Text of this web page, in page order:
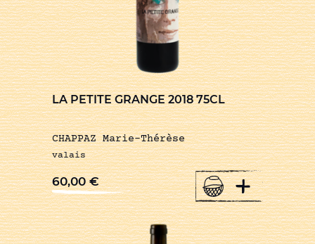
LA PETITE GRANGE 2018 75CL
CHAPPAZ Marie-Thérèse
valais
60,00€ +